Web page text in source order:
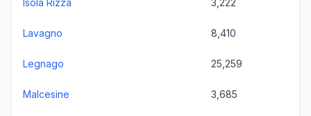
Isola Rizza 3,222
Lavagno 8,410
Legnago 25,259
Malcesine 3,685